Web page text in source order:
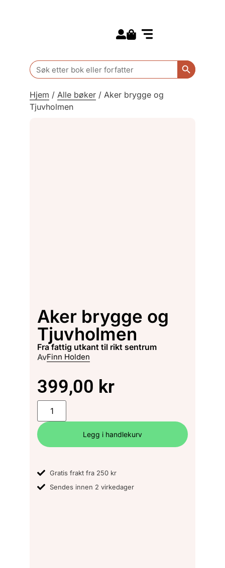
Search
for:
Search
Hjem / Alle bøker / Aker brygge og
Tjuvholmen
Aker brygge og
Tjuvholmen
fra fattig utkant til rikt sentrum
AvFinn Holden
399,00 kr
Legg i handlekurv
Gratis frakt fra 250 kr
Sendes innen 2 virkedager